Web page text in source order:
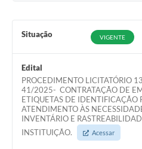
Situação VIGENTE
Edital
PROCEDIMENTO LICITATÓRIO
41/2025- CONTRATAÇÃO DE
ETIQUETAS DE IDENTIFICAÇÃO
ATENDIMENTO ÀS
INVENTÁRIO E
INSTITUIÇÃO.
Acessar